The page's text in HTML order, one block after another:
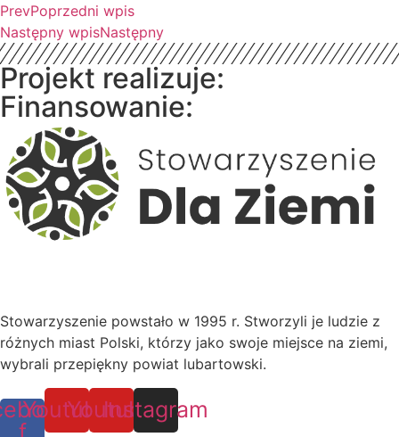
PrevPoprzedni wpis
Następny wpisNastępny
Projekt realizuje:
Finansowanie:
Stowarzyszenie powstało w 1995 r. Stworzyli je ludzie z
różnych miast Polski, którzy jako swoje miejsce na ziemi,
wybrali przepiękny powiat lubartowski.
YoutubeYoutube
Instagram